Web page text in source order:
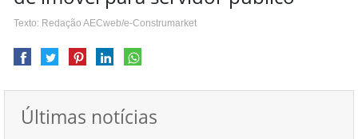
Texto: Redação AECweb/e-Construmarket
Últimas notícias